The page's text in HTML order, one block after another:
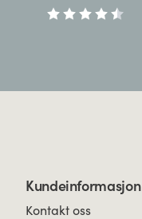
Kundeinformasjon
Kontakt oss